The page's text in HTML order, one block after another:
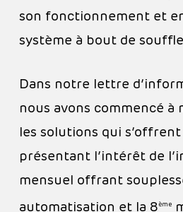
son fonctionnement et
système à bout de
Dans notre lettre
nous avons commencé à
les solutions qui s’offrent
présentant l’intérêt de
mensuel offrant
automatisation et la 8ème